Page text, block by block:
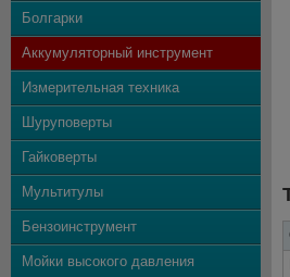
Болгарки
Аккумуляторный инструмент
Измерительная техника
Шуруповерты
Гайковерты
Мультитулы
Бензоинструмент
Мойки высокого давления